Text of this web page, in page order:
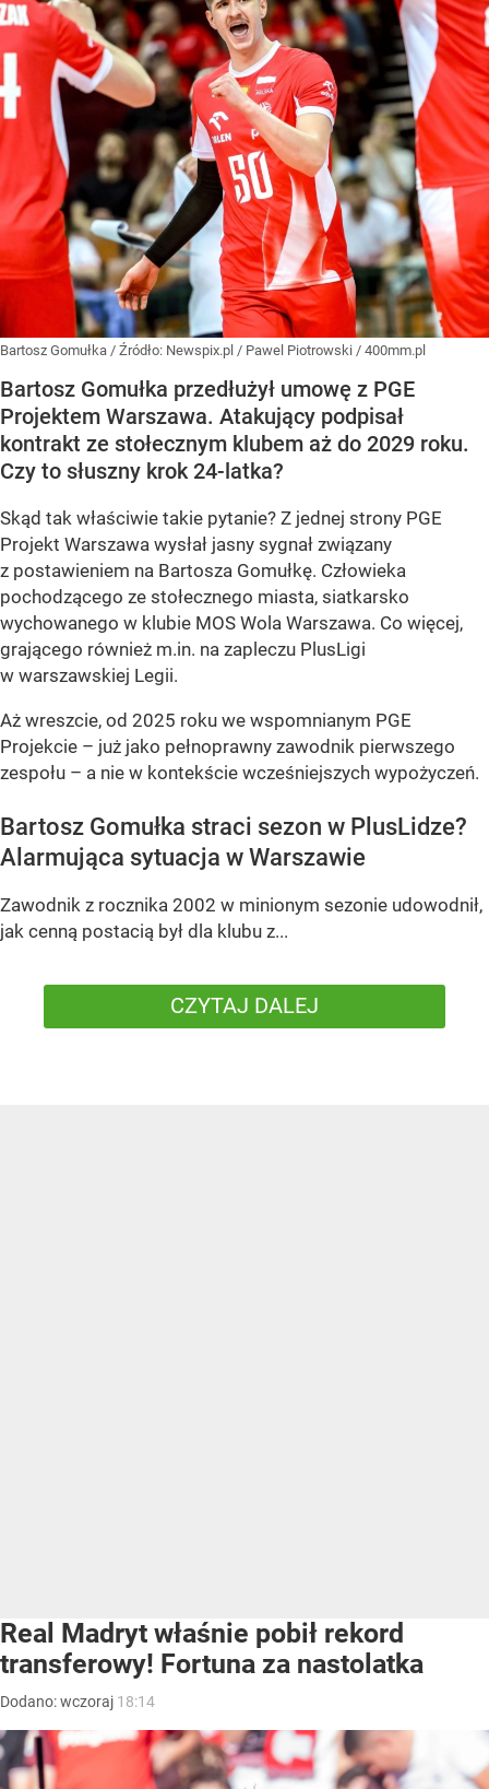
Bartosz Gomułka / Źródło: Newspix.pl / Pawel Piotrowski / 400mm.pl
Bartosz Gomułka przedłużył umowę z PGE
Projektem Warszawa. Atakujący podpisał
kontrakt ze stołecznym klubem aż do 2029 roku.
Czy to słuszny krok 24-latka?
Skąd tak właściwie takie pytanie? Z jednej strony PGE
Projekt Warszawa wysłał jasny sygnał związany
z postawieniem na Bartosza Gomułkę. Człowieka
pochodzącego ze stołecznego miasta, siatkarsko
wychowanego w klubie MOS Wola Warszawa. Co więcej,
grającego również m.in. na zapleczu PlusLigi
w warszawskiej Legii.
Aż wreszcie, od 2025 roku we wspomnianym PGE
Projekcie – już jako pełnoprawny zawodnik pierwszego
zespołu – a nie w kontekście wcześniejszych wypożyczeń.
Bartosz Gomułka straci sezon w PlusLidze?
Alarmująca sytuacja w Warszawie
Zawodnik z rocznika 2002 w minionym sezonie udowodnił,
jak cenną postacią był dla klubu z...
CZYTAJ DALEJ
Real Madryt właśnie pobił rekord
transferowy! Fortuna za nastolatka
Dodano:wczoraj 18:14